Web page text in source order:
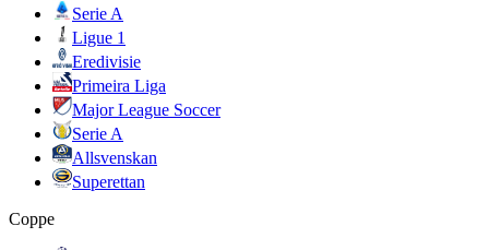
Serie A
Ligue 1
Eredivisie
Primeira Liga
Major League Soccer
Serie A
Allsvenskan
Superettan
Coppe